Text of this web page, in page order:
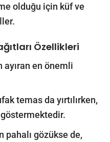
olduğu için küf ve
Özellikleri
ayıran en önemli
temas da yırtılırken,
göstermektedir.
gözükse de,